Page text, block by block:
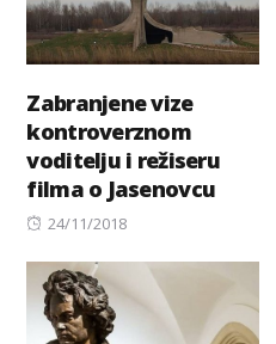
Zabranjene vize
kontroverznom
voditelju i režiseru
filma o Jasenovcu
Posted
24/11/2018